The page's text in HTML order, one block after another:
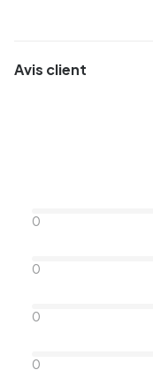
Avis client
0
0
0
0